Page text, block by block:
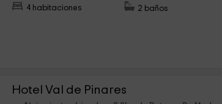
4 habitaciones
2 baños
Hotel Val de Pinares